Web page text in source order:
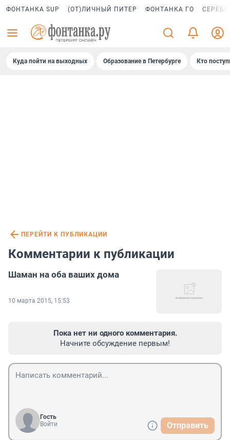
ФОНТАНКА SUP (ОТ)ЛИЧНЫЙ ПИТЕР ФОНТАНКА ГО
Куда пойти на выходных Образование в Петербурге Кто
ПЕРЕЙТИ К ПУБЛИКАЦИИ
Комментарии к публикации
Шаман на оба ваших дома
10 марта 2015, 15:53
Пока нет ни одного комментария.
Начните обсуждение первым!
Гость
Войти
Отправить